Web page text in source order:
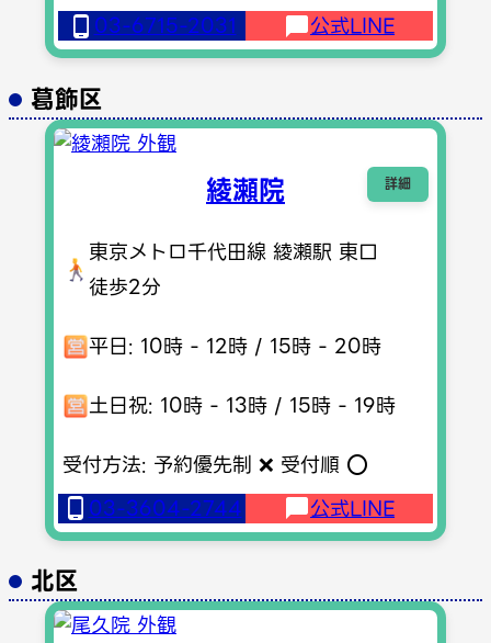
03-6715-2031
公式LINE
葛飾区
詳細
綾瀬院
東京メトロ千代田線 綾瀬駅 東口
徒歩2分
平日: 10時 - 12時 / 15時 - 20時
土日祝: 10時 - 13時 / 15時 - 19時
受付方法: 予約優先制 ❌ 受付順 ⭕️
03-3604-2744
公式LINE
北区